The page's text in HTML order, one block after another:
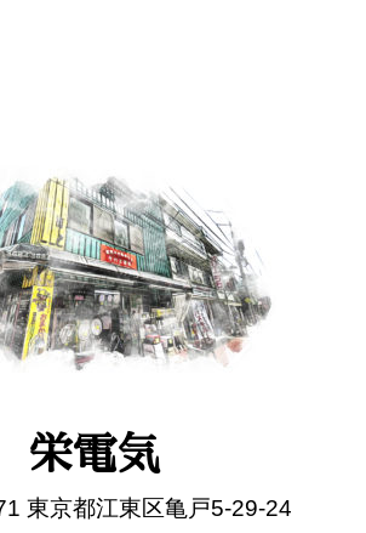
栄電気
東京都江東区亀戸5-29-24